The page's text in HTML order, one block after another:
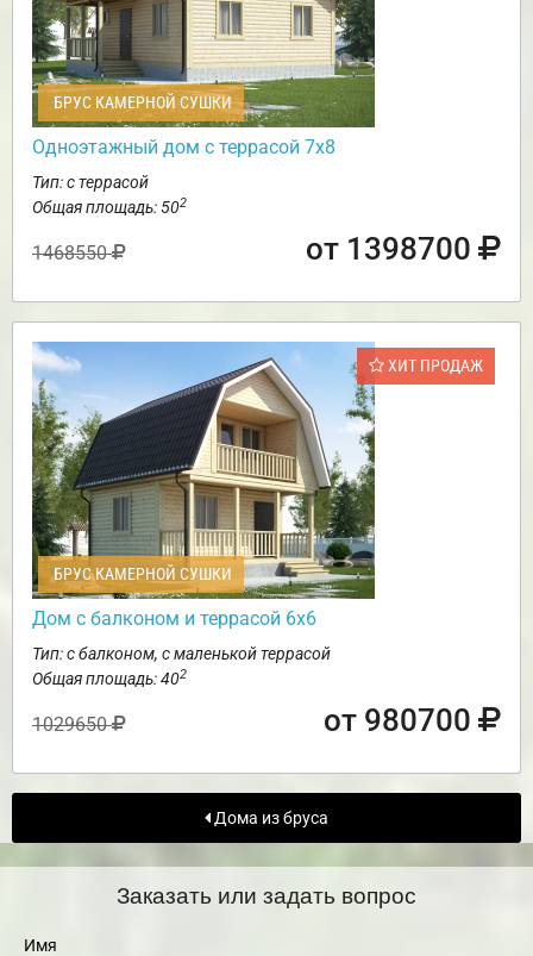
БРУС КАМЕРНОЙ СУШКИ
Одноэтажный дом с террасой 7х8
Тип: с террасой
Общая площадь: 502
1468550 от 1398700
ХИТ ПРОДАЖ
БРУС КАМЕРНОЙ СУШКИ
Дом с балконом и террасой 6х6
Тип: с балконом, с маленькой террасой
Общая площадь: 402
1029650 от 980700
Дома из бруса
Заказать или задать вопрос
Имя